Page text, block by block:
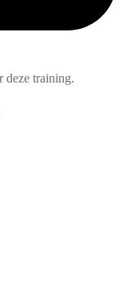
deze training.